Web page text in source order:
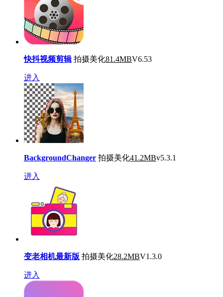
快抖视频剪辑 拍摄美化81.4MBV6.53
进入
BackgroundChanger 拍摄美化41.2MBv5.3.1
进入
变老相机最新版 拍摄美化28.2MBV1.3.0
进入